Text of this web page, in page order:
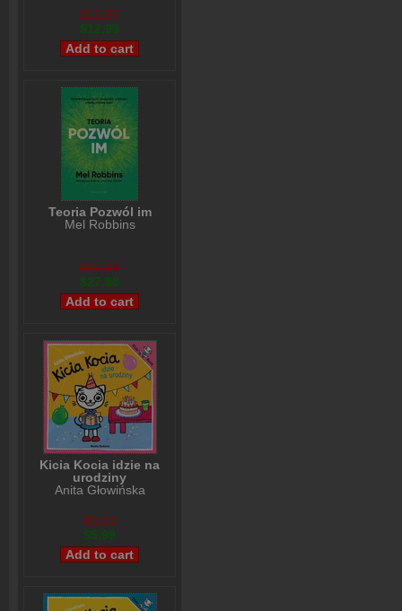
$15,99
$12,99
Teoria Pozwól im
Mel Robbins
$29,98
$27,98
Kicia Kocia idzie na
urodziny
Anita Głowińska
$8,00
$5,99